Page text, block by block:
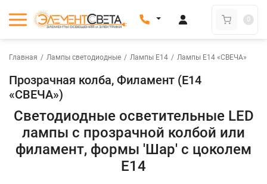
0
Главная / Лампы светодиодные / Лампы Е14 / Лампы E14 «СВЕЧА»
Прозрачная колба, Филамент (E14
«СВЕЧА»)
Светодиодные осветительные LED
лампы с прозрачной колбой или
филамент, формы 'Шар' с цоколем
E14